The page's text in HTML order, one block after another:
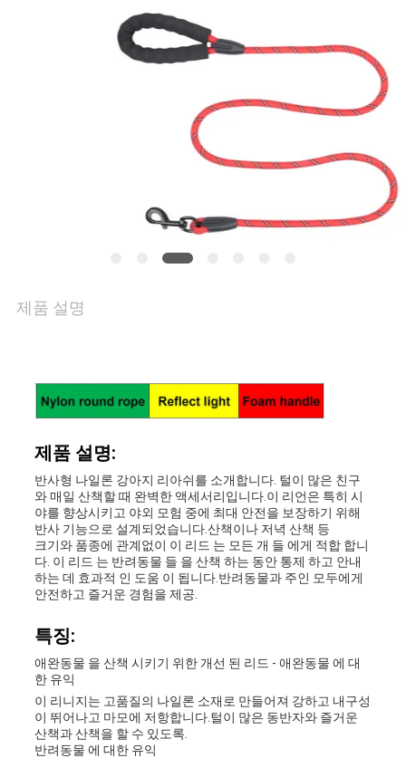
요
BLOG/NEWS
제품 설명
제품 설명:
반사형 나일론 강아지 리아쉬를 소개합니다. 털이 많은 친구
와 매일 산책할 때 완벽한 액세서리입니다.이 리언은 특히 시
야를 향상시키고 야외 모험 중에 최대 안전을 보장하기 위해
반사 기능으로 설계되었습니다.산책이나 저녁 산책 등
크기와 품종에 관계없이 이 리드 는 모든 개 들 에게 적합 합니
다. 이 리드 는 반려동물 들 을 산책 하는 동안 통제 하고 안내
하는 데 효과적 인 도움 이 됩니다.반려동물과 주인 모두에게
안전하고 즐거운 경험을 제공.
특징:
애완동물 을 산책 시키기 위한 개선 된 리드 - 애완동물 에 대
한 유익
이 리니지는 고품질의 나일론 소재로 만들어져 강하고 내구성
이 뛰어나고 마모에 저항합니다.털이 많은 동반자와 즐거운
산책과 산책을 할 수 있도록.
반려동물 에 대한 유익